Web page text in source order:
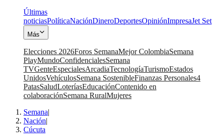
Últimas
noticiasPolíticaNaciónDineroDeportesOpiniónImpresaJet Set
Más
Elecciones 2026Foros SemanaMejor ColombiaSemana
PlayMundoConfidencialesSemana
TVGenteEspecialesArcadiaTecnologíaTurismoEstados
UnidosVehículosSemana SostenibleFinanzas Personales4
PatasSaludLoteríasEducaciónContenido en
colaboraciónSemana RuralMujeres
Semana|
Nación|
Cúcuta